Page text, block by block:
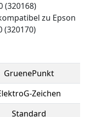
(320168)
zu Epson
(320170)
GruenePunkt
Zeichen
Standard